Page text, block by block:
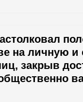
на личную
закрыв